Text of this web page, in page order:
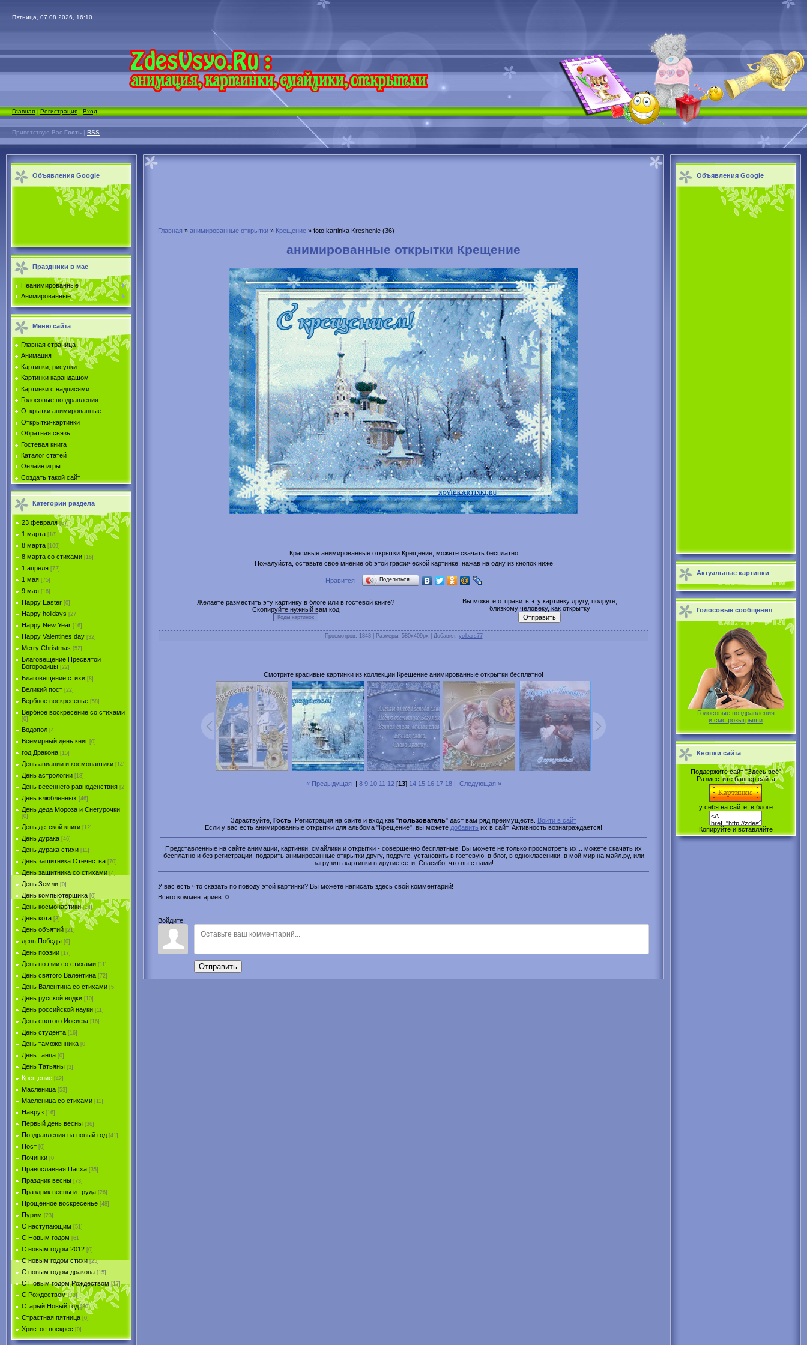
Пятница, 07.08.2026, 16:10
Главная|Регистрация|Вход
Приветствую Вас Гость | RSS
Объявления Google
Праздники в мае
Неанимированные
Анимированные
Меню сайта
Главная страница
Анимация
Картинки, рисунки
Картинки карандашом
Картинки с надписями
Голосовые поздравления
Открытки анимированные
Открытки-картинки
Обратная связь
Гостевая книга
Каталог статей
Онлайн игры
Создать такой сайт
Категории раздела
23 февраля [67]
1 марта [18]
8 марта [109]
8 марта со стихами [16]
1 апреля [72]
1 мая [75]
9 мая [16]
Happy Easter [0]
Happy holidays [27]
Happy New Year [16]
Happy Valentines day [32]
Merry Christmas [52]
Благовещение Пресвятой
Богородицы [22]
Благовещение стихи [8]
Великий пост [22]
Вербное воскресенье [58]
Вербное воскресение со стихами
[0]
Водопол [4]
Всемирный день книг [0]
год Дракона [15]
День авиации и космонавтики [14]
День астрологии [18]
День весеннего равноденствия [2]
День влюблённых [46]
День деда Мороза и Снегурочки
[0]
День детской книги [12]
День дурака [46]
День дурака стихи [11]
День защитника Отечества [70]
День защитника со стихами [4]
День Земли [0]
День компьютерщика [0]
День космонавтики [14]
День кота [3]
День объятий [21]
день Победы [0]
День поэзии [17]
День поэзии со стихами [11]
День святого Валентина [72]
День Валентина со стихами [5]
День русской водки [10]
День российской науки [11]
День святого Иосифа [16]
День студента [16]
День таможенника [0]
День танца [0]
День Татьяны [3]
Крещение [42]
Масленица [53]
Масленица со стихами [11]
Навруз [16]
Первый день весны [36]
Поздравления на новый год [41]
Пост [0]
Починки [0]
Православная Пасха [35]
Праздник весны [73]
Праздник весны и труда [26]
Прощённое воскресенье [48]
Пурим [23]
C наступающим [51]
С Новым годом [61]
С новым годом 2012 [0]
С новым годом стихи [25]
С новым годом дракона [15]
C Новым годом Рождеством [17]
С Рождеством [73]
Старый Новый год [30]
Страстная пятница [0]
Христоc воскрес [0]
Главная » анимированные открытки » Крещение » foto kartinka Kreshenie (36)
анимированные открытки Крещение
Красивые анимированные открытки Крещение, можете скачать бесплатно
Пожалуйста, оставьте своё мнение об этой графической картинке, нажав на одну из кнопок ниже
Нравится Поделиться…
Желаете разместить эту картинку в блоге или в гостевой книге?
Скопируйте нужный вам код
Вы можете отправить эту картинку другу, подруге,
близкому человеку, как открытку
Просмотров: 1843 | Размеры: 580x409px | Добавил: yolbars77
Смотрите красивые картинки из коллекции Крещение анимированные открытки бесплатно!
« Предыдущая | 8 9 10 11 12[13] 14 15 16 17 18| Следующая »
Здраствуйте, Гость! Регистрация на сайте и вход как "пользователь" даст вам ряд преимуществ. Войти в сайт
Если у вас есть анимированные открытки для альбома "Крещение", вы можете добавить их в сайт. Активность вознаграждается!
Представленные на сайте анимации, картинки, смайлики и открытки - совершенно бесплатные! Вы можете не только просмотреть их... можете скачать их
бесплатно и без регистрации, подарить анимированные открытки другу, подруге, установить в гостевую, в блог, в одноклассники, в мой мир на майл.ру, или
загрузить картинки в другие сети. Спасибо, что вы с нами!
У вас есть что сказать по поводу этой картинки? Вы можете написать здесь свой комментарий!
Всего комментариев: 0
Войдите:
Отправить
Объявления Google
Актуальные картинки
Голосовые сообщения
Голосовые поздравления
и смс розыгрыши
Кнопки сайта
Поддержите сайт "Здесь всё"
Разместите баннер сайта
у себя на сайте, в блоге
Копируйте и вставляйте